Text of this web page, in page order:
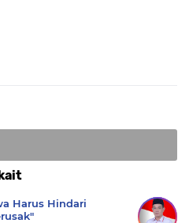
Harus Hindari